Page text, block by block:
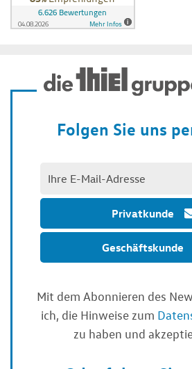
Folgen Sie uns
Privatkunde
Geschäftskunde
Mit dem Abonnieren des
ich, die Hinweise zum
zu haben und